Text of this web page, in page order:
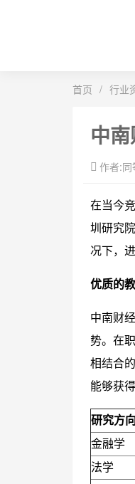
首页 / 行业
中
作者:
在当今
圳研究
况下，
优质的
中南财
势。在
相结合
能够获
研究方向
金融学
法学